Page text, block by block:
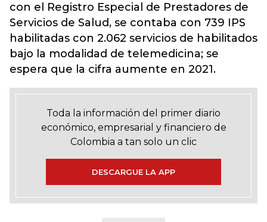
con el Registro Especial de Prestadores de
Servicios de Salud, se contaba con 739 IPS
habilitadas con 2.062 servicios de habilitados
bajo la modalidad de telemedicina; se
espera que la cifra aumente en 2021.
Toda la información del primer diario
económico, empresarial y financiero de
Colombia a tan solo un clic
DESCARGUE LA APP